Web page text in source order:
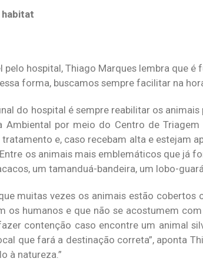
habitat
pelo hospital, Thiago Marques lembra que
forma, buscamos sempre facilitar na
do hospital é sempre reabilitar os
Ambiental por meio do Centro de
e, caso recebam alta e estejam
os animais mais emblemáticos que já
um tamanduá-bandeira, um lobo-
muitas vezes os animais estão
os humanos e que não se acostumem
contenção caso encontre um animal
que fará a destinação correta”, aponta
à natureza.”